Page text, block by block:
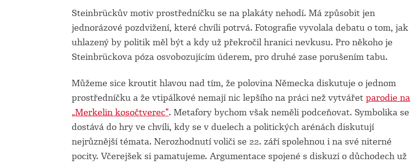
Steinbrückův motiv prostředníčku se na plakáty nehodí. Má způsobit jen
jednorázové pozdvižení, které chvíli potrvá. Fotografie vyvolala debatu o tom, jak
uhlazený by politik měl být a kdy už překročil hranici nevkusu. Pro někoho je
Steinbrückova póza osvobozujícím úderem, pro druhé zase porušením tabu.
Můžeme sice kroutit hlavou nad tím, že polovina Německa diskutuje o jednom
prostředníčku a že vtipálkové nemají nic lepšího na práci než vytvářet parodie na
„Merkelin kosočtverec“. Metafory bychom však neměli podceňovat. Symbolika se
dostává do hry ve chvíli, kdy se v duelech a politických arénách diskutují
nejrůznější témata. Nerozhodnutí voliči se 22. září spolehnou i na své niterné
pocity. Včerejšek si pamatujeme. Argumentace spojené s diskuzí o důchodech už